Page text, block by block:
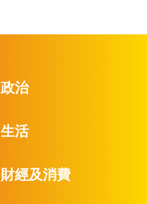
政治
生活
財經及消費